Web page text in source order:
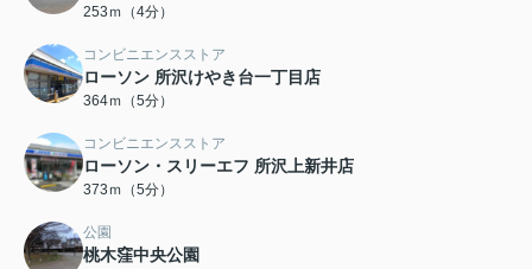
253ｍ（4分）
コンビニエンスストア
ローソン 所沢けやき台一丁目店
364ｍ（5分）
コンビニエンスストア
ローソン・スリーエフ 所沢上新井店
373ｍ（5分）
公園
桃木窪中央公園